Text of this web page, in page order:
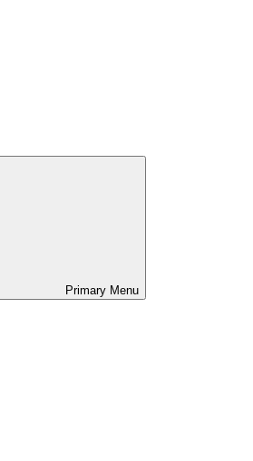
Primary Menu